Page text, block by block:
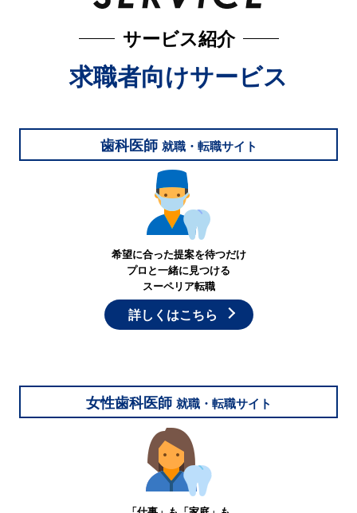
サービス紹介
求職者向けサービス
歯科医師 就職・転職サイト
希望に合った提案を待つだけ
プロと一緒に見つける
スーペリア転職
詳しくはこちら
女性歯科医師 就職・転職サイト